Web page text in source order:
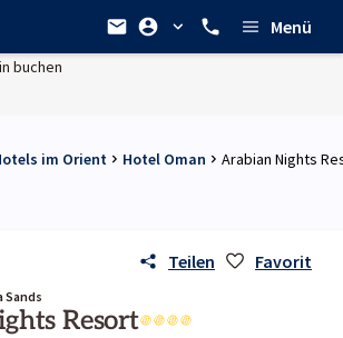
Menü
buchen
im Orient Hotel Oman Arabian Nights
Teilen Favorit
Sands
Resort